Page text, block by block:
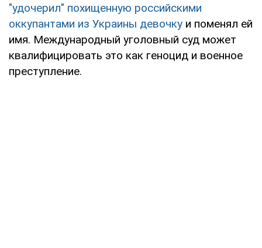
"удочерил" похищенную российскими
оккупантами из Украины девочку и поменял ей
имя. Международный уголовный суд может
квалифицировать это как геноцид и военное
преступление.